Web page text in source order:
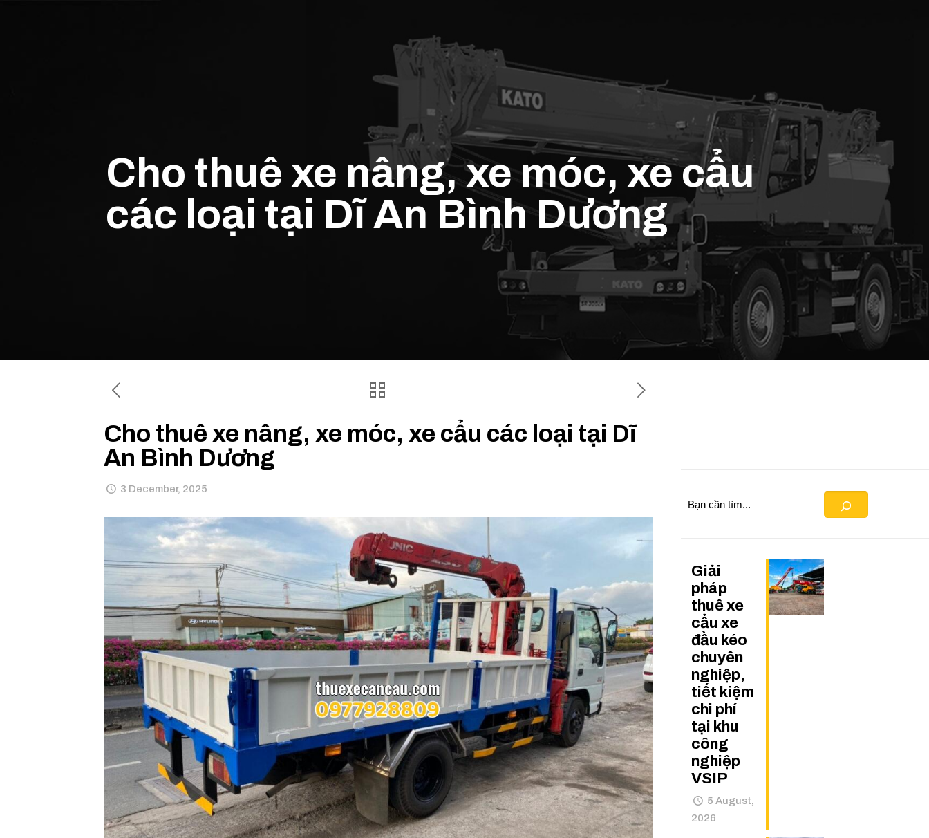
Cho thuê xe nâng, xe móc, xe cẩu
các loại tại Dĩ An Bình Dương
Cho thuê xe nâng, xe móc, xe cẩu các loại tại Dĩ
An Bình Dương
3 December, 2025
Search
Giải
pháp
thuê xe
cẩu xe
đầu kéo
chuyên
nghiệp,
tiết kiệm
chi phí
tại khu
công
nghiệp
VSIP
5 August,
2026